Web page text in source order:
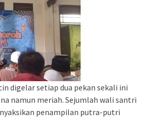
digelar setiap dua pekan sekali ini
namun meriah. Sejumlah wali santri
penampilan putra-putri